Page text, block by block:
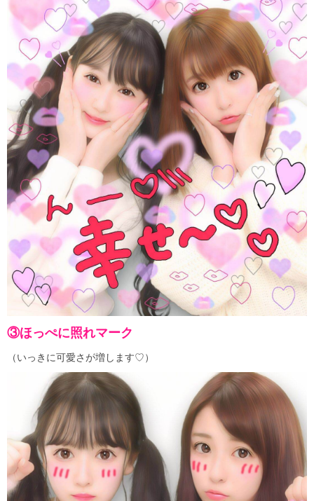
③ほっぺに照れマーク
（いっきに可愛さが増します♡）